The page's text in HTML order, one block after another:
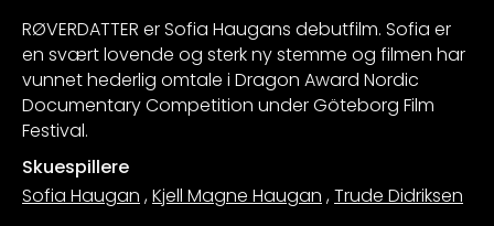
RØVERDATTER er Sofia Haugans debutfilm. Sofia er
en svært lovende og sterk ny stemme og filmen har
vunnet hederlig omtale i Dragon Award Nordic
Documentary Competition under Göteborg Film
Festival.
Skuespillere
Sofia Haugan ,Kjell Magne Haugan ,Trude Didriksen